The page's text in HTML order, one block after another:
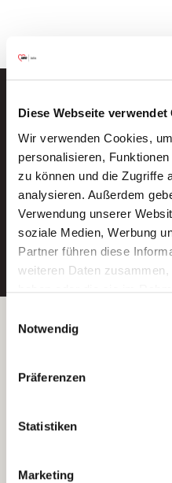
Diese Webseite verwendet
Wir verwenden Cookies,
personalisieren,
zu können und die Zugriffe
analysieren. Außerdem
Verwendung unserer
soziale Medien, Werbung
Partner führen diese
weiteren Daten
Wenn Sie auf „Cookies
Sie der Speicherung
Ihre Einwilligung
indem Sie die Cookie-
unserer
Notwendig
Präferenzen
Statistiken
Marketing
Neue
Ein kostenloser
E-Mail-
Betreiber der Webseite
Kantstraße 45a
(Ein Tochterunternehmen des
e.V.)